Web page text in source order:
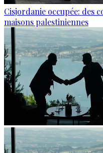
Cisjordanie occupée: des
maisons palestiniennes